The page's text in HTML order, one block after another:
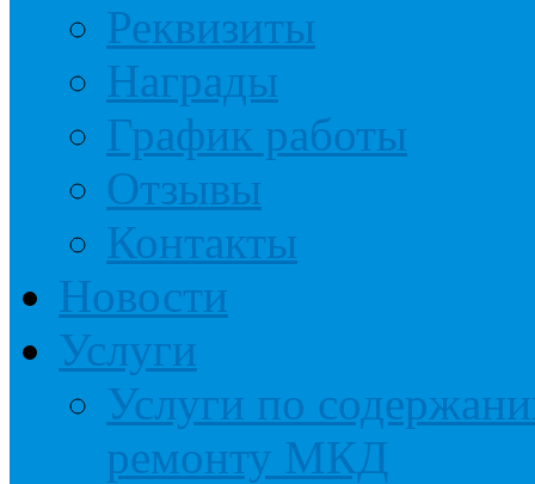
Реквизиты
Награды
График работы
Отзывы
Контакты
Новости
Услуги
Услуги по
ремонту МКД